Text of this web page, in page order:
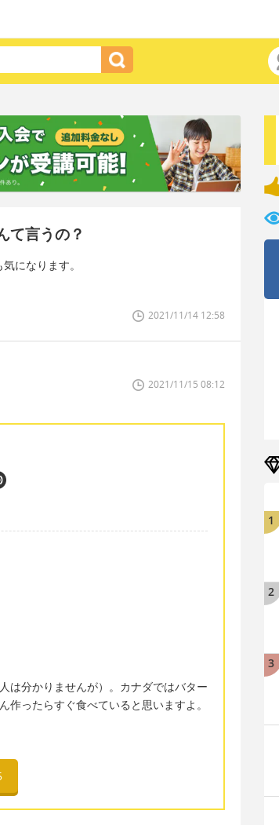
て言うの？
になります。
2021/11/14 12:58
2021/11/15 08:12
は分かりませんが）。カナダではバター
ったらすぐ食べていると思いますよ。
1
2
3